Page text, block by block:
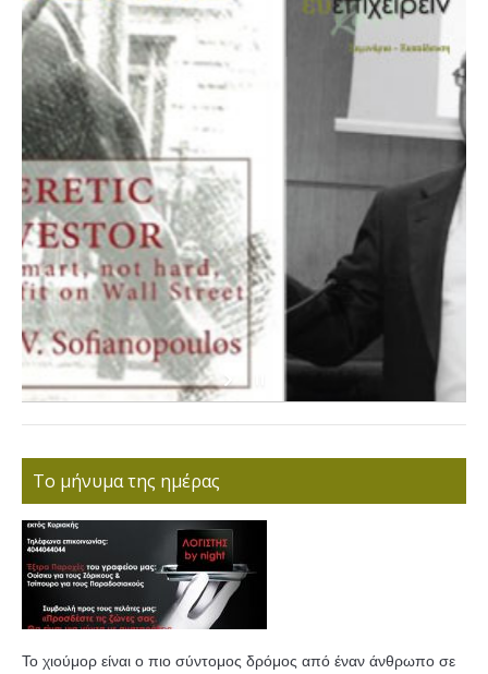
Το μήνυμα της ημέρας
Το χιούμορ είναι ο πιο σύντομος δρόμος από έναν άνθρωπο σε